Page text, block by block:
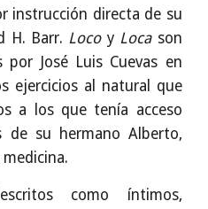
instrucción directa de su
H. Barr. Locoy Locason
José Luis Cuevas en
ejercicios al natural que
a los que tenía acceso
de su hermano Alberto,
como íntimos,